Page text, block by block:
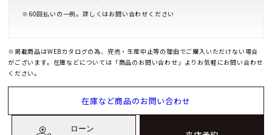
※ 60回払いの一例。詳しくはお問い合わせください
※掲載商品はWEBカタログの為、完売・生産中止等の理由でご購入いただけない場合
がございます。在庫などについては「商品のお問い合わせ」よりお気軽にお問い合わせ
ください。
在庫など商品のお問い合わせ
ローン